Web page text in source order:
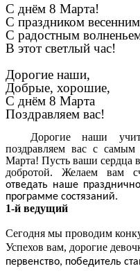
С днём 8 Марта!
С праздником
С радостным
В этот светлый час!
Дорогие наши,
Добрые, хорошие,
С днём 8 Марта
Поздравляем вас!
Дорогие наши
поздравляем вас с
Марта! Пусть ваши сердца
добротой. Желаем вам
отведать наше
программе состязаний.
1-й ведущий
Сегодня мы проводим
Успехов вам, дорогие
первенство, победитель